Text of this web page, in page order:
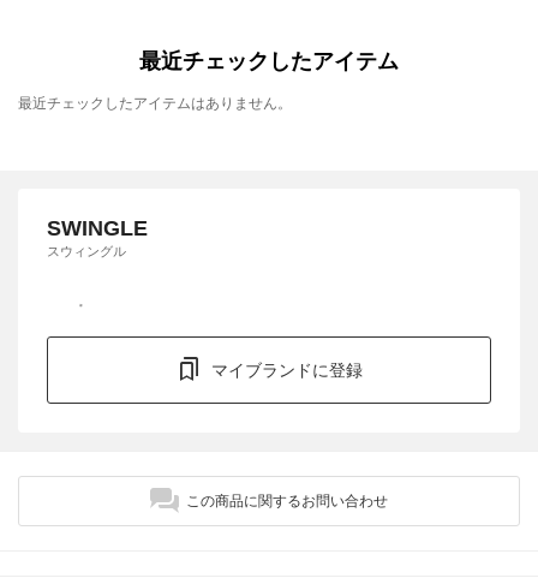
最近チェックしたアイテム
最近チェックしたアイテムはありません。
SWINGLE
スウィングル
マイブランドに登録
この商品に関するお問い合わせ